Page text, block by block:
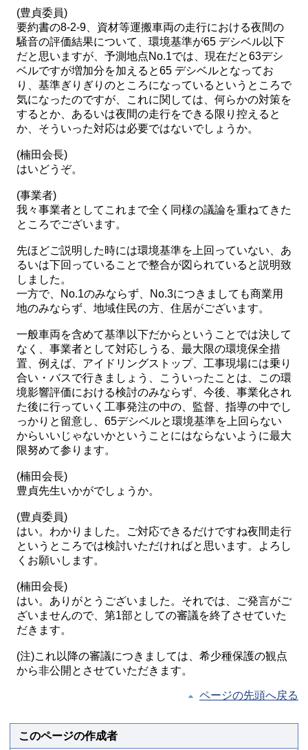
(豊貞委員)
要約書の8-2-9、資材等運搬車両の走行における夜間の
騒音の評価結果について、環境基準が65 デシベル以下
だと思いますが、予測地点No.1では、現在だと63デシ
ベルですが増加分を加えると65 デシベルとなってお
り、基準ぎりぎりのところになっているというところで
気になったのですが、これに関しては、何らかの対策を
するとか、あるいは夜間の走行をできる限り控えると
か、そういった対応は必要ではないでしょうか。
(楠田会長)
はいどうぞ。
(事業者)
我々事業者としてこれまで全く同様の議論を重ねてきた
ところでございます。
先ほどご説明した時には環境基準を上回っていない、あ
るいは下回っていることで整合が図られていると説明致
しました。
一方で、No.1のみならず、No.3につきましても商業用
地のみならず、地域住民の方、住居がございます。
一般車両を含めて基準以下だからということでは決して
なく、事業者として対応しうる、最大限の環境保全措
置、例えば、アイドリングストップ、工事現場には乗り
合い・バスで行きましょう、こういったことは、この環
境影響評価における検討のみならず、今後、事業化され
た後に行っていく工事発注の中の、監督、指導の中でし
っかりと留意し、65デシベルと環境基準を上回らない
からいいじゃないかということにはならないように最大
限努めて参ります。
(楠田会長)
豊貞先生いかがでしょうか。
(豊貞委員)
はい。わかりました。ご対応できるだけですね夜間走行
というところでは検討いただければと思います。よろし
くお願いします。
(楠田会長)
はい。ありがとうございました。それでは、ご発言がご
ざいませんので、第1部としての審議を終了させていた
だきます。
(注)これ以降の審議につきましては、希少種保護の観点
から非公開とさせていただきます。
ページの先頭へ戻る
このページの作成者